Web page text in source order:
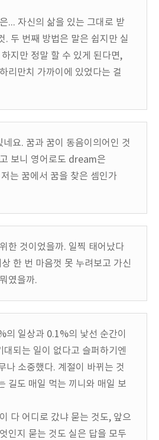
... 자신의 삶을 있는 그대로 받
. 두 번째 방법은 말은 쉽지만 실
지만 정말 할 수 있게 된다면,
리만치 가까이에 있었다는 걸
요. 꿈과 꿈이 동음이의어인 것
보니 영어로도 dream은
는 꿈에서 꿈을 찾은 셈인가
한 것이었을까. 일찍 태어났다
한 번 마음껏 못 누려보고 가신
였을까.
의 일상과 0.1%의 낯선 순간이
대되는 일이 없다고 슬퍼하기엔
나 소중했다. 계절이 바뀌는 것
길도 매일 먹는 끼니와 매일 보
다 어디로 갔냐 묻는 것도, 앞으
인지 묻는 것도 실은 답을 모두